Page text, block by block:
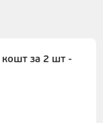
кошт за 2 шт -